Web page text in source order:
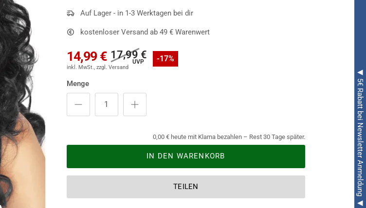
◀ 5€ Rabatt bei Newsletter Anmeldung ◀
Brüsten reichenden Haaren und der schwarzen Farbe einfach eine zu
die Gäste einer Halloween-Fete beeindruckt - und täuscht.
Auf Lager - in 1-3 Werktagen bei dir
kostenloser Versand ab 49 € Warenwert
14,99 € 17,99 € -17%
Menge
0,00 € heute mit Klarna bezahlen – Rest 30 Tage später.
IN DEN WARENKORB
TEILEN